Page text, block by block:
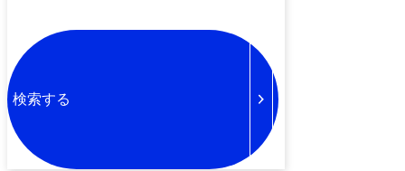
検索する